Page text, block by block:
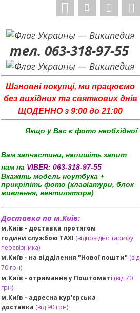
тел. 063-318-97-55
Шановні покупці, ми працюємо
без вихідних та святкових днів
ЩОДЕННО з 9:00 до 21:00
Якщо у Вас є фото необхідної
Вам запчастини, напишіть запит
нам на VIBER: 063-318-97-55
Вкажіть модель ноутбука +
прикріпіть фото (клавіатури, блок
живлення, вентилятора)
Доставка по м.Київ:
м.Київ - доставка протягом
години службою TAXI (відповідно тарифу
перевізника)
м.Київ - на відділення "Нової пошти" (від
70 грн)
м.Київ - отримання у Поштоматі (від 70
грн)
м.Київ - адресна кур'єрська
доставка (від90 грн)